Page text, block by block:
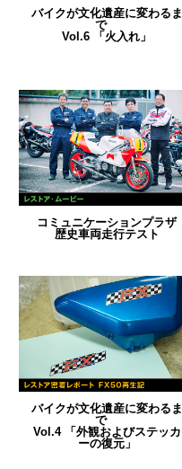
バイクが文化遺産に変わるま
で
Vol.6 「火入れ」
コミュニケーションプラザ
歴史車両走行テスト
バイクが文化遺産に変わるま
で
Vol.4 「外観およびステッカ
ーの復元」